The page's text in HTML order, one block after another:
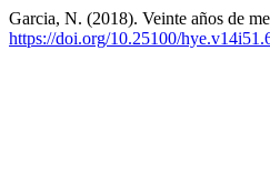
Garcia, N. (2018). Veinte años de
https://doi.org/10.25100/